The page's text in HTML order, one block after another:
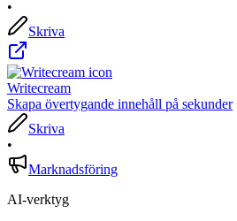
•
Skriva
Writecream
Skapa övertygande innehåll på sekunder
Skriva
•
Marknadsföring
AI-verktyg